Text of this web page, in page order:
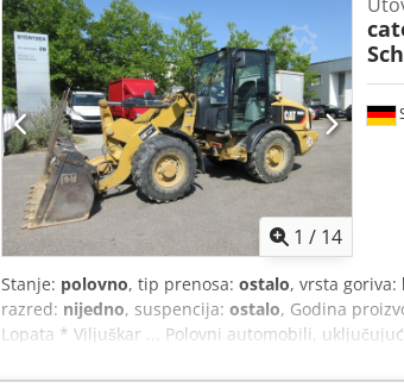
staklo, polukabina,
1 / 14
Stanje: polovno, tip prenosa: ostalo, vrsta goriva:
razred: nijedno, suspencija: ostalo, Godina
Lopata * Viljuškar ... Polovni automobili,